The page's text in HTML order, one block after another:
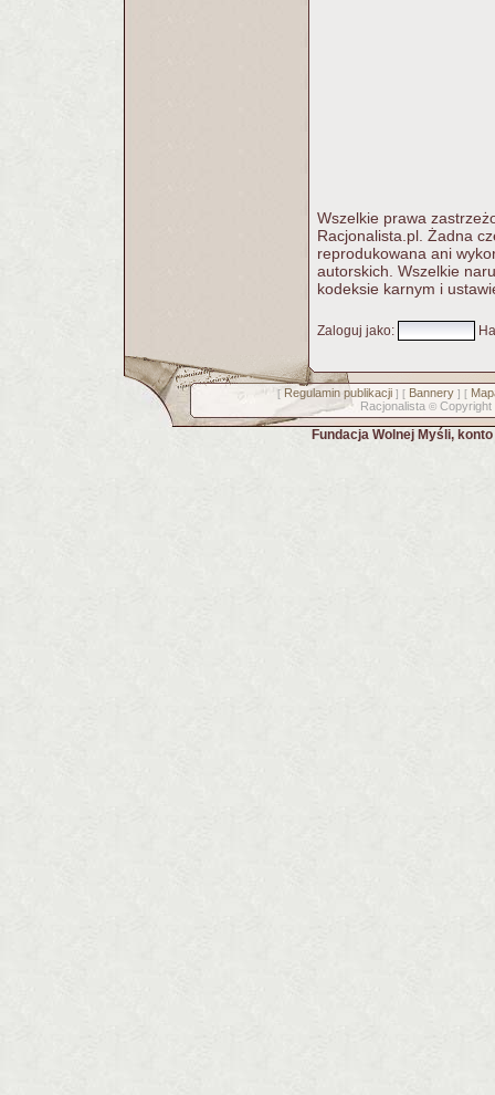
Wszelkie prawa
Racjonalista.pl. Żadna
reprodukowana ani
autorskich. Wszelkie
kodeksie karnym i
Zaloguj jako:
[ Regulamin publikacji] [ Bannery] [
Racjonalista © Copyright
Fundacja Wolnej Myśli,